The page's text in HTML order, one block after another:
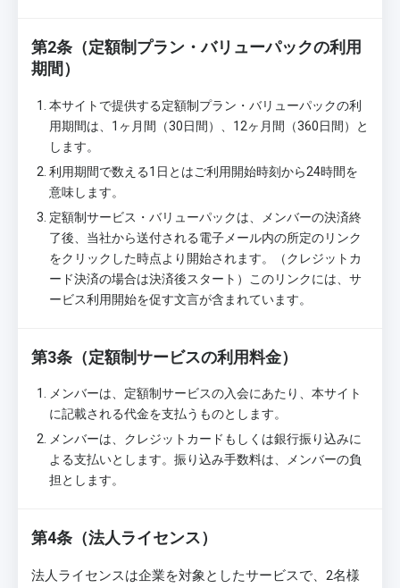
第2条（定額制プラン・バリューパックの利用
期間）
本サイトで提供する定額制プラン・バリューパックの利
用期間は、1ヶ月間（30日間）、12ヶ月間（360日間）と
します。
利用期間で数える1日とはご利用開始時刻から24時間を
意味します。
定額制サービス・バリューパックは、メンバーの決済終
了後、当社から送付される電子メール内の所定のリンク
をクリックした時点より開始されます。（クレジットカ
ード決済の場合は決済後スタート）このリンクには、サ
ービス利用開始を促す文言が含まれています。
第3条（定額制サービスの利用料金）
メンバーは、定額制サービスの入会にあたり、本サイト
に記載される代金を支払うものとします。
メンバーは、クレジットカードもしくは銀行振り込みに
よる支払いとします。振り込み手数料は、メンバーの負
担とします。
第4条（法人ライセンス）
法人ライセンスは企業を対象としたサービスで、2名様